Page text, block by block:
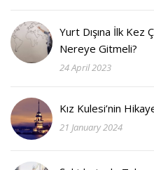
Yurt Dışına İlk Kez
Nereye Gitmeli?
24 April 2023
Kız Kulesi’nin
21 January 2024